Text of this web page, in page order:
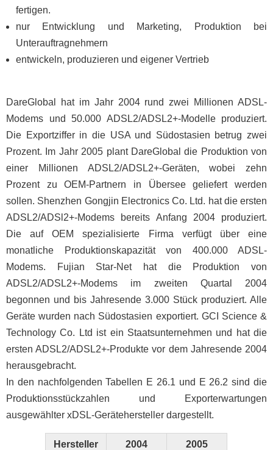
fertigen.
nur Entwicklung und Marketing, Produktion bei
Unterauftragnehmern
entwickeln, produzieren und eigener Vertrieb
DareGlobal hat im Jahr 2004 rund zwei Millionen ADSL-
Modems und 50.000 ADSL2/ADSL2+-Modelle produziert.
Die Exportziffer in die USA und Südostasien betrug zwei
Prozent. Im Jahr 2005 plant DareGlobal die Produktion von
einer Millionen ADSL2/ADSL2+-Geräten, wobei zehn
Prozent zu OEM-Partnern in Übersee geliefert werden
sollen. Shenzhen Gongjin Electronics Co. Ltd. hat die ersten
ADSL2/ADSl2+-Modems bereits Anfang 2004 produziert.
Die auf OEM spezialisierte Firma verfügt über eine
monatliche Produktionskapazität von 400.000 ADSL-
Modems. Fujian Star-Net hat die Produktion von
ADSL2/ADSL2+-Modems im zweiten Quartal 2004
begonnen und bis Jahresende 3.000 Stück produziert. Alle
Geräte wurden nach Südostasien exportiert. GCI Science &
Technology Co. Ltd ist ein Staatsunternehmen und hat die
ersten ADSL2/ADSL2+-Produkte vor dem Jahresende 2004
herausgebracht.
In den nachfolgenden Tabellen E 26.1 und E 26.2 sind die
Produktionsstückzahlen und Exporterwartungen
ausgewählter xDSL-Gerätehersteller dargestellt.
Hersteller 2004 2005